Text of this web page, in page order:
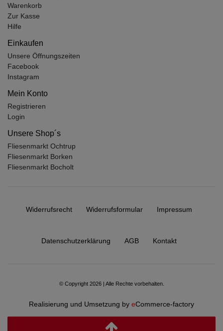
Warenkorb
Zur Kasse
Hilfe
Einkaufen
Unsere Öffnungszeiten
Facebook
Instagram
Mein Konto
Registrieren
Login
Unsere Shop´s
Fliesenmarkt Ochtrup
Fliesenmarkt Borken
Fliesenmarkt Bocholt
Widerrufs­recht Widerrufs­formular Impressum
Daten­schutz­erklärung AGB Kontakt
© Copyright 2026 | Alle Rechte vorbehalten.
Realisierung und Umsetzung by eCommerce-factory